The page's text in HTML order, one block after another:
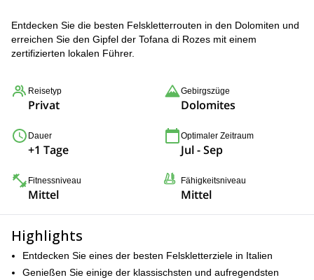
Entdecken Sie die besten Felskletterrouten in den Dolomiten und
erreichen Sie den Gipfel der Tofana di Rozes mit einem
zertifizierten lokalen Führer.
Reisetyp
Privat
Gebirgszüge
Dolomites
Dauer
+1 Tage
Optimaler Zeitraum
Jul - Sep
Fitnessniveau
Mittel
Fähigkeitsniveau
Mittel
Highlights
Entdecken Sie eines der besten Felskletterziele in Italien
Genießen Sie einige der klassischsten und aufregendsten